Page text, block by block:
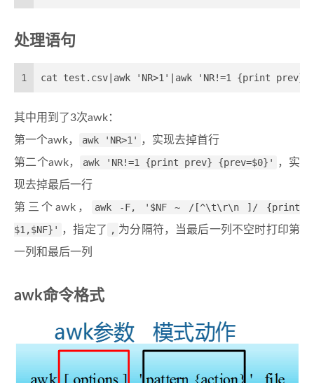
处理语句
1 cat test.csv|awk 'NR>1'|awk 'NR!=1 {print
其中用到了3次awk：
第一个awk，
awk 'NR>1' ，实现去掉首行
第二个awk，
awk 'NR!=1 {print prev} {prev=$0}'
，实
现去掉最后一行
第三个awk，
awk -F, '$NF ~ /[^\t\r\n ]/ {print
$1,$NF}' ，指定了 , 为分隔符，当最后一列不空时打印第
一列和最后一列
awk命令格式